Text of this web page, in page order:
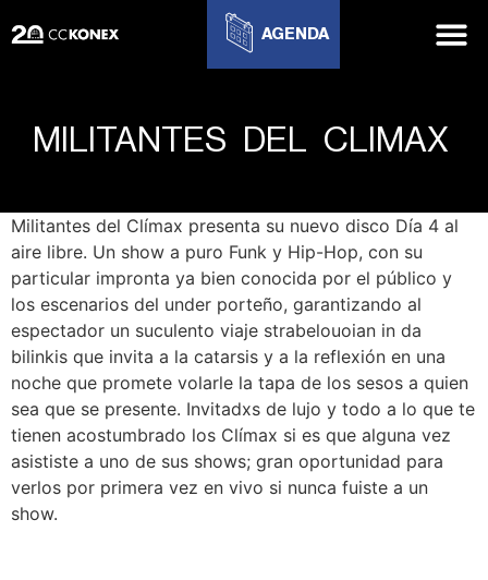
AGENDA
MILITANTES DEL CLIMAX
Militantes del Clímax presenta su nuevo disco Día 4 al
aire libre. Un show a puro Funk y Hip-Hop, con su
particular impronta ya bien conocida por el público y
los escenarios del under porteño, garantizando al
espectador un suculento viaje strabelouoian in da
bilinkis que invita a la catarsis y a la reflexión en una
noche que promete volarle la tapa de los sesos a quien
sea que se presente. Invitadxs de lujo y todo a lo que te
tienen acostumbrado los Clímax si es que alguna vez
asististe a uno de sus shows; gran oportunidad para
verlos por primera vez en vivo si nunca fuiste a un
show.